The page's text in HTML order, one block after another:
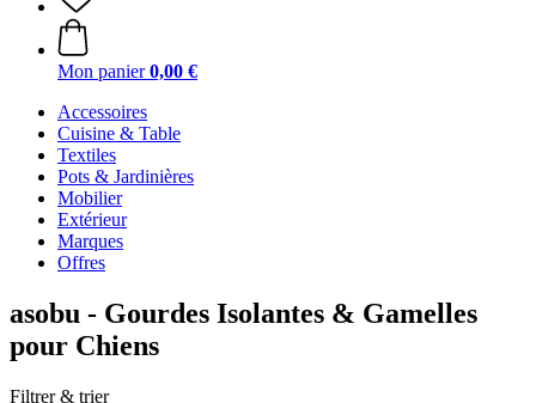
Mon panier 0,00 €
Accessoires
Cuisine & Table
Textiles
Pots & Jardinières
Mobilier
Extérieur
Marques
Offres
asobu - Gourdes Isolantes & Gamelles
pour Chiens
Filtrer & trier